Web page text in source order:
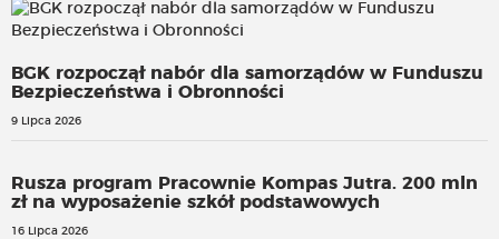
BGK rozpoczął nabór dla samorządów w Funduszu
Bezpieczeństwa i Obronności
9 Lipca 2026
Rusza program Pracownie Kompas Jutra. 200 mln
zł na wyposażenie szkół podstawowych
16 Lipca 2026